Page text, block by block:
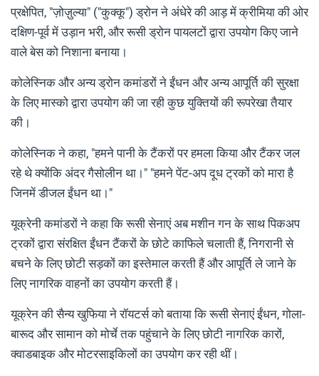
प्रक्षेपित, "ज़ोज़ुल्या" ("कुक्कू") ड्रोन ने अंधेरे की आड़ में क्रीमिया की ओर
दक्षिण-पूर्व में उड़ान भरी, और रूसी ड्रोन पायलटों द्वारा उपयोग किए जाने
वाले बेस को निशाना बनाया।
कोलेस्निक और अन्य ड्रोन कमांडरों ने ईंधन और अन्य आपूर्ति की सुरक्षा
के लिए मास्को द्वारा उपयोग की जा रही कुछ युक्तियों की रूपरेखा तैयार
की।
कोलेस्निक ने कहा, "हमने पानी के टैंकरों पर हमला किया और टैंकर जल
रहे थे क्योंकि अंदर गैसोलीन था।" "हमने पेंट-अप दूध ट्रकों को मारा है
जिनमें डीजल ईंधन था।"
यूक्रेनी कमांडरों ने कहा कि रूसी सेनाएं अब मशीन गन के साथ पिकअप
ट्रकों द्वारा संरक्षित ईंधन टैंकरों के छोटे काफिले चलाती हैं, निगरानी से
बचने के लिए छोटी सड़कों का इस्तेमाल करती हैं और आपूर्ति ले जाने के
लिए नागरिक वाहनों का उपयोग करती हैं।
यूक्रेन की सैन्य खुफिया ने रॉयटर्स को बताया कि रूसी सेनाएं ईंधन, गोला-
बारूद और सामान को मोर्चे तक पहुंचाने के लिए छोटी नागरिक कारों,
क्वाडबाइक और मोटरसाइकिलों का उपयोग कर रही थीं।